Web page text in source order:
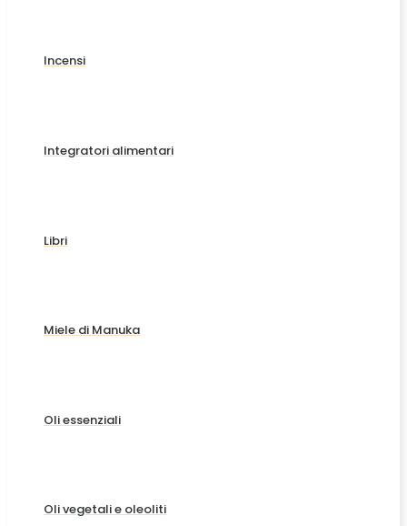
Incensi
Integratori alimentari
Libri
Miele di Manuka
Oli essenziali
Oli vegetali e oleoliti